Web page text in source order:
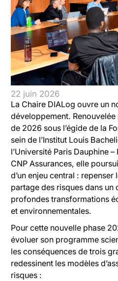
22 juin 2026
La Chaire DIALog ouvre un
développement.
de 2026 sous l’égide de la
sein de l’Institut Louis
l’Université Paris Dauphine
CNP Assurances, elle
d’un enjeu central : repenser
partage des risques dans
profondes transformations
et environnementales.
Pour cette nouvelle phase
évoluer son programme
les conséquences de trois
redessinent les modèles
risques :